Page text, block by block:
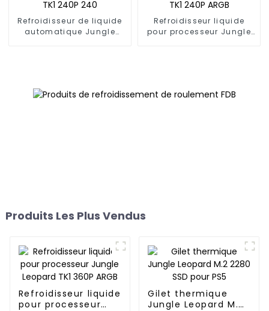
Refroidisseur de liquide
automatique Jungle
Refroidisseur liquide
pour processeur Jungle
Produits Les Plus Vendus
Refroidisseur liquide
pour processeur
Gilet thermique
Jungle Leopard M.2